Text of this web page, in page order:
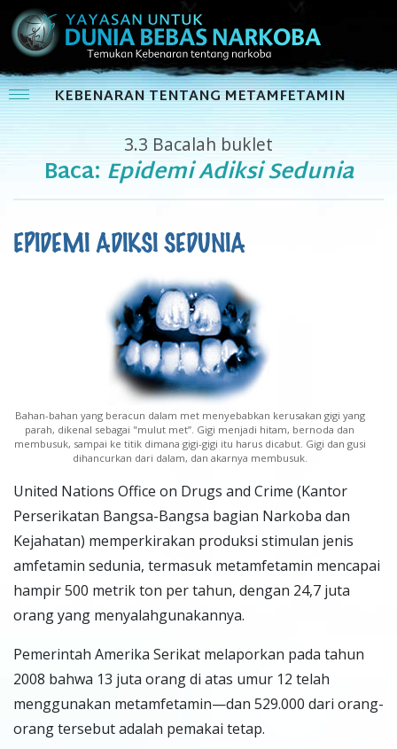
KEBENARAN TENTANG METAMFETAMIN
3.3 Bacalah buklet
Baca: Epidemi Adiksi Sedunia
EPIDEMI ADIKSI SEDUNIA
Bahan-bahan yang beracun dalam met menyebabkan kerusakan gigi yang
parah, dikenal sebagai "mulut met”. Gigi menjadi hitam, bernoda dan
membusuk, sampai ke titik dimana gigi-gigi itu harus dicabut. Gigi dan gusi
dihancurkan dari dalam, dan akarnya membusuk.
United Nations Office on Drugs and Crime (Kantor
Perserikatan Bangsa-Bangsa bagian Narkoba dan
Kejahatan) memperkirakan produksi stimulan jenis
amfetamin sedunia, termasuk metamfetamin mencapai
hampir 500 metrik ton per tahun, dengan 24,7 juta
orang yang menyalahgunakannya.
Pemerintah Amerika Serikat melaporkan pada tahun
2008 bahwa 13 juta orang di atas umur 12 telah
menggunakan metamfetamin—dan 529.000 dari orang-
orang tersebut adalah pemakai tetap.